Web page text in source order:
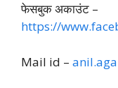
फेसबुक अकाउंट –
https://
Mail id –